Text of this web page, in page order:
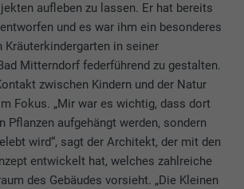
aufleben zu lassen. Er hat bereits
und es war ihm ein besonderes
Kräuterkindergarten in seiner
Mitterndorf federführend zu gestalten.
zwischen Kindern und der Natur
Fokus. „Mir war es wichtig, dass dort
Pflanzen aufgehängt werden, sondern
wird“, sagt der Architekt, der mit den
entwickelt hat, welches zahlreiche
des Gebäudes vorsieht. „Die Kleinen